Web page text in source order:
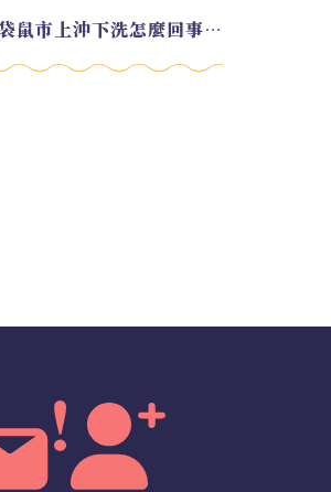
EP.213 川普大攪局：袋鼠市上沖下洗怎麼回事？feat. Alvin